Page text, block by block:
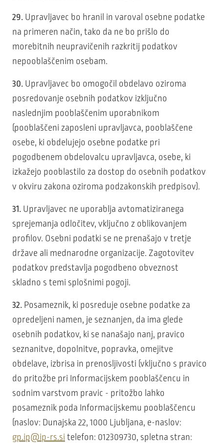
29. Upravljavec bo hranil in varoval osebne podatke
na primeren način, tako da ne bo prišlo do
morebitnih neupravičenih razkritij podatkov
nepooblaščenim osebam.
30. Upravljavec bo omogočil obdelavo oziroma
posredovanje osebnih podatkov izključno
naslednjim pooblaščenim uporabnikom
(pooblaščeni zaposleni upravljavca, pooblaščene
osebe, ki obdelujejo osebne podatke pri
pogodbenem obdelovalcu upravljavca, osebe, ki
izkažejo pooblastilo za dostop do osebnih podatkov
v okviru zakona oziroma podzakonskih predpisov).
31. Upravljavec ne uporablja avtomatiziranega
sprejemanja odločitev, vključno z oblikovanjem
profilov. Osebni podatki se ne prenašajo v tretje
države ali mednarodne organizacije. Zagotovitev
podatkov predstavlja pogodbeno obveznost
skladno s temi splošnimi pogoji.
32. Posameznik, ki posreduje osebne podatke za
opredeljeni namen, je seznanjen, da ima glede
osebnih podatkov, ki se nanašajo nanj, pravico
seznanitve, dopolnitve, popravka, omejitve
obdelave, izbrisa in prenosljivosti (vključno s pravico
do pritožbe pri Informacijskem pooblaščencu in
sodnim varstvom pravic - pritožbo lahko
posameznik poda Informacijskemu pooblaščencu
(naslov: Dunajska 22, 1000 Ljubljana, e-naslov:
gp.ip@ip-rs.si telefon: 012309730, spletna stran: